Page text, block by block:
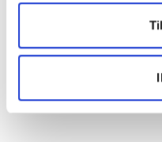
om nettselskapets
av kraft i målepunkt